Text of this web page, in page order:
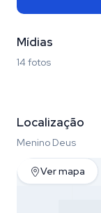
Mídias
14 fotos
Localização
Menino Deus
Ver mapa